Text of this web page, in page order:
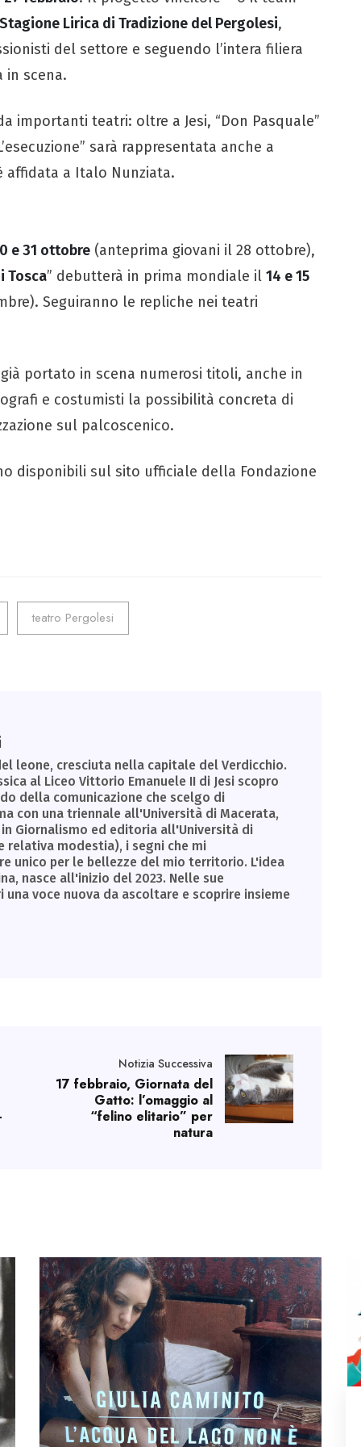
Lirica di Tradizione del Pergolesi,
del settore e seguendo l’intera filiera
in scena.
importanti teatri: oltre a Jesi, “Don Pasquale”
sarà rappresentata anche a
affidata a Italo Nunziata.
e 31 ottobre (anteprima giovani il 28 ottobre),
Tosca” debutterà in prima mondiale il 14 e 15
Seguiranno le repliche nei teatri
portato in scena numerosi titoli, anche in
e costumisti la possibilità concreta di
sul palcoscenico.
disponibili sul sito ufficiale della Fondazione
teatro Pergolesi
leone, cresciuta nella capitale del Verdicchio.
al Liceo Vittorio Emanuele II di Jesi scopro
della comunicazione che scelgo di
con una triennale all'Università di Macerata,
Giornalismo ed editoria all'Università di
relativa modestia), i segni che mi
unico per le bellezze del mio territorio. L'idea
nasce all'inizio del 2023. Nelle sue
voce nuova da ascoltare e scoprire insieme
Notizia Successiva
17 febbraio, Giornata del
Gatto: l’omaggio al
“felino elitario” per
natura